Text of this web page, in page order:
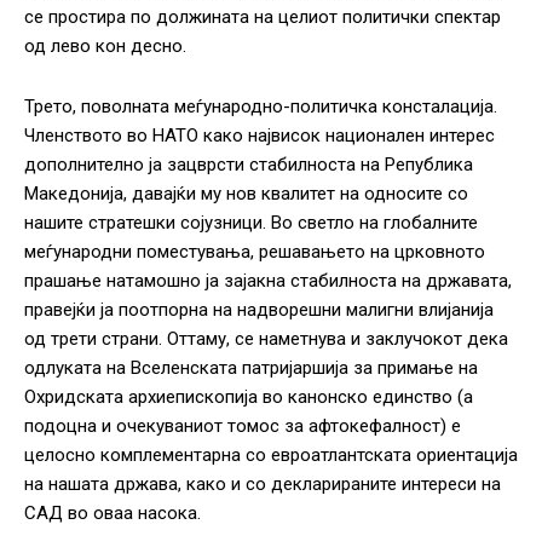
се простира по должината на целиот политички спектар
од лево кон десно.
Трето, поволната меѓународно-политичка консталација.
Членството во НАТО како највисок национален интерес
дополнително ја зацврсти стабилноста на Република
Македонија, давајќи му нов квалитет на односите со
нашите стратешки сојузници. Во светло на глобалните
меѓународни поместувања, решавањето на црковното
прашање натамошно ја зајакна стабилноста на државата,
правејќи ја поотпорна на надворешни малигни влијанија
од трети страни. Оттаму, се наметнува и заклучокот дека
одлуката на Вселенската патријаршија за примање на
Охридската архиепископија во канонско единство (а
подоцна и очекуваниот томос за афтокефалност) е
целосно комплементарна со евроатлантската ориентација
на нашата држава, како и со декларираните интереси на
САД во оваа насока.